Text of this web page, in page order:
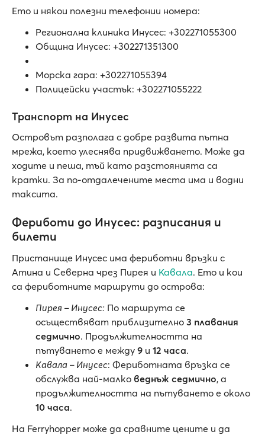
Ето и някои полезни телефонии номера:
Регионална клиника Инусес: +302271055300
Община Инусес: +302271351300
Морска гара: +302271055394
Полицейски участък: +302271055222
Транспорт на Инусес
Островът разполага с добре развита пътна
мрежа, което улеснява придвижването. Може да
ходите и пеша, тъй като разстоянията са
кратки. За по-отдалечените места има и водни
таксита.
Фериботи до Инусес: разписания и
билети
Пристанище Инусес има фериботни връзки с
Атина и Северна чрез Пирея и Кавала. Ето и кои
са фериботните маршрути до острова:
Пирея – Инусес: По маршрута се
осъществяват приблизително 3 плавания
седмично. Продължителността на
пътуването е между 9 и 12 часа.
Кавала – Инусес: Фериботната връзка се
обслужва най-малко веднъж седмично, а
продължителността на пътуването е около
10 часа.
На Ferryhopper може да сравните цените и да